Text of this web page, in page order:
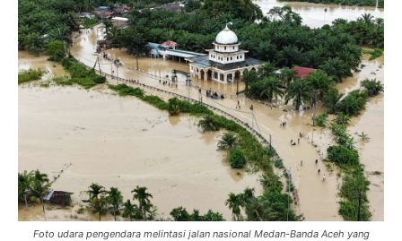
Foto udara pengendara melintasi jalan nasional Medan-Banda Aceh yang